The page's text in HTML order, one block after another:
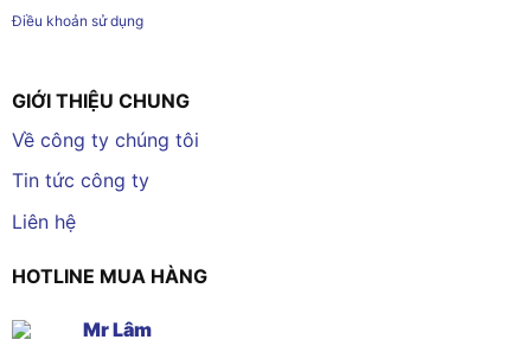
Điều khoản sử dụng
GIỚI THIỆU CHUNG
Về công ty chúng tôi
Tin tức công ty
Liên hệ
HOTLINE MUA HÀNG
Mr Lâm